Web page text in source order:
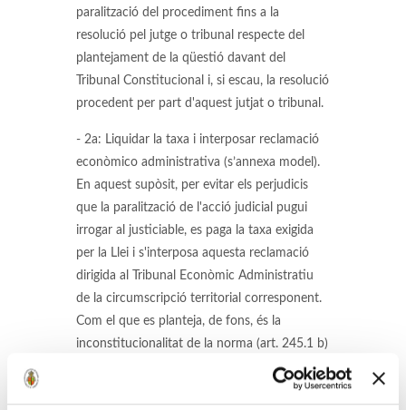
paralització del procediment fins a la
resolució pel jutge o tribunal respecte del
plantejament de la qüestió davant del
Tribunal Constitucional i, si escau, la resolució
procedent per part d'aquest jutjat o tribunal.
- 2a: Liquidar la taxa i interposar reclamació
econòmico administrativa (s’annexa model).
En aquest supòsit, per evitar els perjudicis
que la paralització de l'acció judicial pugui
irrogar al justiciable, es paga la taxa exigida
per la Llei i s'interposa aquesta reclamació
dirigida al Tribunal Econòmic Administratiu
de la circumscripció territorial corresponent.
Com el que es planteja, de fons, és la
inconstitucionalitat de la norma (art. 245.1 b)
de la L.G.T.), el TEA declararà la conformitat a
dret de la liquidació de la taxa, obrint-se així